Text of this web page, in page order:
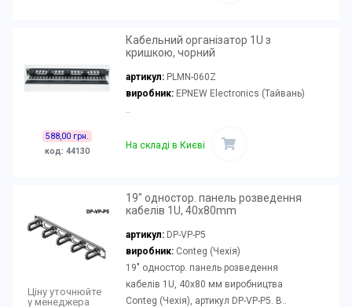
588,00 грн.
код: 44130
Кабельний організатор 1U з
кришкою, чорний
артикул: PLMN-060Z
виробник:EPNEW Electronics (Тайвань)
..
На складі в Києві
Ціну уточнюйте
у менеджера
19" одностор. панель розведення
кабелів 1U, 40x80mm
артикул: DP-VP-P5
виробник:Conteg (Чехія)
19" одностор. панель розведення
кабелів 1U, 40x80 мм виробництва
Conteg (Чехія), артикул DP-VP-P5. В..